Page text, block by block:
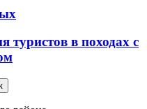
туристов в походах с